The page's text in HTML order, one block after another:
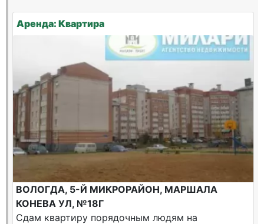
Аренда: Квартира
ВОЛОГДА, 5-Й МИКРОРАЙОН, МАРШАЛА
КОНЕВА УЛ, №18Г
Сдам квартиру порядочным людям на